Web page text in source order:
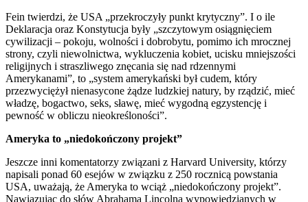
Fein twierdzi, że USA „przekroczyły punkt krytyczny”. I o ile
Deklaracja oraz Konstytucja były „szczytowym osiągnięciem
cywilizacji – pokoju, wolności i dobrobytu, pomimo ich mrocznej
strony, czyli niewolnictwa, wykluczenia kobiet, ucisku mniejszości
religijnych i straszliwego znęcania się nad rdzennymi
Amerykanami”, to „system amerykański był cudem, który
przezwyciężył nienasycone żądze ludzkiej natury, by rządzić, mieć
władzę, bogactwo, seks, sławę, mieć wygodną egzystencję i
pewność w obliczu nieokreśloności”.
Ameryka to „niedokończony projekt”
Jeszcze inni komentatorzy związani z Harvard University, którzy
napisali ponad 60 esejów w związku z 250 rocznicą powstania
USA, uważają, że Ameryka to wciąż „niedokończony projekt”.
Nawiązując do słów Abrahama Lincolna wypowiedzianych w